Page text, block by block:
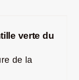
verte du
de la